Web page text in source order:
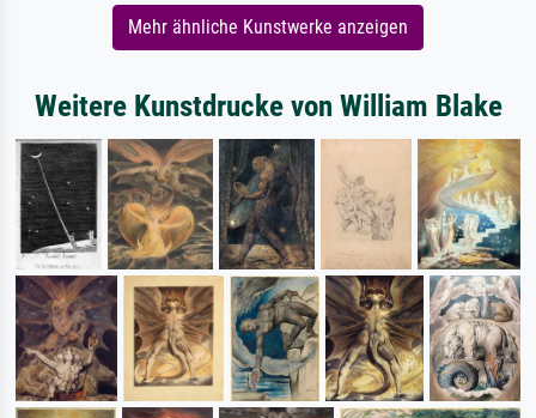
Mehr ähnliche Kunstwerke anzeigen
Weitere Kunstdrucke von William Blake